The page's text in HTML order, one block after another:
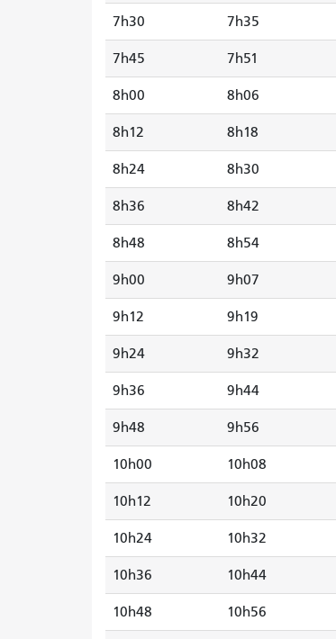
7h30 7h35
7h45 7h51
8h00 8h06
8h12 8h18
8h24 8h30
8h36 8h42
8h48 8h54
9h00 9h07
9h12 9h19
9h24 9h32
9h36 9h44
9h48 9h56
10h00 10h08
10h12 10h20
10h24 10h32
10h36 10h44
10h48 10h56